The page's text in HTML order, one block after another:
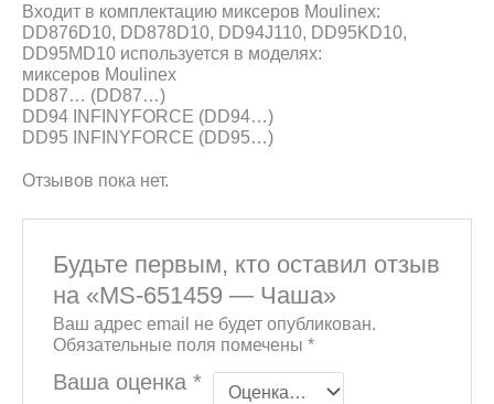
Входит в комплектацию миксеров Moulinex:
DD876D10, DD878D10, DD94J110, DD95KD10,
DD95MD10 используется в моделях:
миксеров Moulinex
DD87… (DD87…)
DD94 INFINYFORCE (DD94…)
DD95 INFINYFORCE (DD95…)
Отзывов пока нет.
Будьте первым, кто оставил отзыв
на «MS-651459 — Чаша»
Ваш адрес email не будет опубликован.
Обязательные поля помечены*
Ваша оценка*